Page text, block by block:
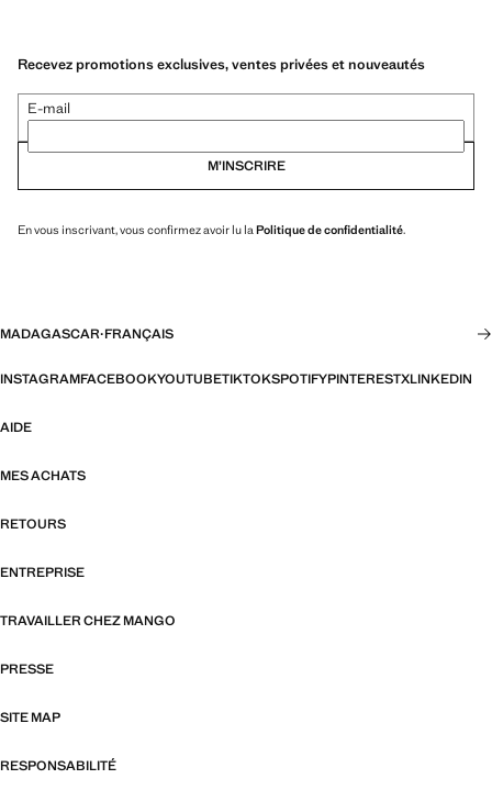
Recevez promotions exclusives, ventes privées et nouveautés
E-mail
M’INSCRIRE
En vous inscrivant, vous confirmez avoir lu la Politique de confidentialité.
MADAGASCAR·FRANÇAIS
INSTAGRAMFACEBOOKYOUTUBETIKTOKSPOTIFYPINTERESTXLINKEDIN
AIDE
MES ACHATS
RETOURS
ENTREPRISE
TRAVAILLER CHEZ MANGO
PRESSE
SITE MAP
RESPONSABILITÉ